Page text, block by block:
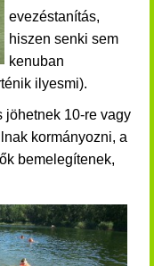
evezéstanítás,
hiszen senki sem
kenuban
ilyesmi).
jöhetnek 10-re vagy
kormányozni, a
bemelegítenek,